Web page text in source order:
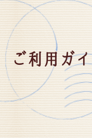
ご利用ガ